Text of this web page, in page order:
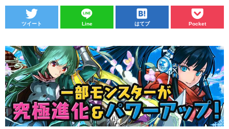
ツイート Line はてブ Pocket